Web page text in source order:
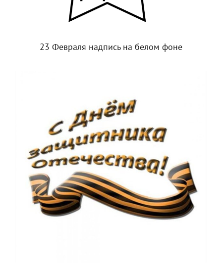
23 Февраля надпись на белом фоне